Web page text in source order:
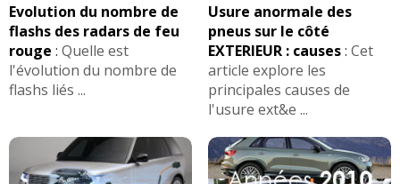
Evolution du nombre de
flashs des radars de feu
rouge : Quelle est
l'évolution du nombre de
flashs liés ...
Usure anormale des
pneus sur le côté
EXTERIEUR : causes: Cet
article explore les
principales causes de
l'usure ext&e ...